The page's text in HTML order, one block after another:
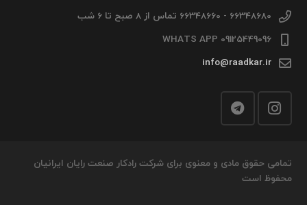
66348680 - 66348660 تماس از 8 صبح تا 6 شب
09125449096 WHATS APP
info@raadkar.ir
تمامی حقوق مادی و معنوی برای شرکت رادکار صنعت رایان ایرانیان
محفوظ است